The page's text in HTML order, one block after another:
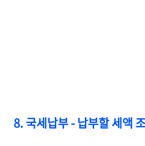
8. 국세납부 - 납부할 세액